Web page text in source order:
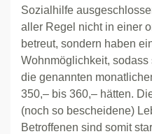
Sozialhilfe
aller Regel nicht in einer
betreut, sondern haben
Wohnmöglichkeit,
die genannten
350,– bis 360,– hätten.
(noch so bescheidene)
Betroffenen sind somit